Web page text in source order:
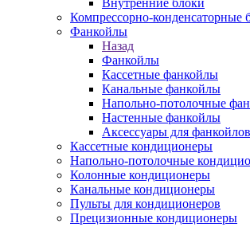
Внутренние блоки
Компрессорно-конденсаторные
Фанкойлы
Назад
Фанкойлы
Кассетные фанкойлы
Канальные фанкойлы
Напольно-потолочные
Настенные фанкойлы
Аксессуары для фанкойлов
Кассетные кондиционеры
Напольно-потолочные
Колонные кондиционеры
Канальные кондиционеры
Пульты для кондиционеров
Прецизионные кондиционеры